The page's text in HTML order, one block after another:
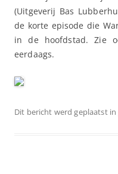
(Uitgeverij Bas
de korte episode die
in de hoofdstad. Zie
eerdaags.
Dit bericht werd geplaatst in